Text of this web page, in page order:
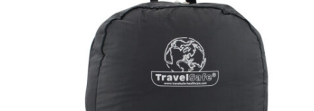
meerdere
variaties.
optie
kan
gekozen
worden